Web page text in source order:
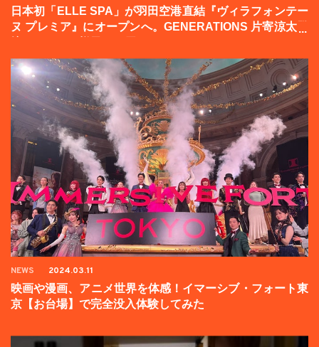
日本初「ELLE SPA」が羽田空港直結『ヴィラフォンテー
ヌ プレミア』にオープンへ。GENERATIONS 片寄涼太登
NEWS 2024.03.11
映画や漫画、アニメ世界を体感！イマーシブ・フォート東
京【お台場】で完全没入体験してみた